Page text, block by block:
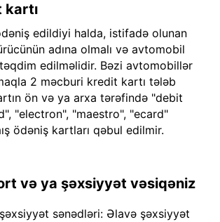
kartı
edildiyi halda, istifadə olunan
adına olmalı və avtomobil
edilməlidir. Bəzi avtomobillər
2 məcburi kredit kartı tələb
ön və ya arxa tərəfində "debit
"electron", "maestro", "ecard"
ödəniş kartları qəbul edilmir.
və ya şəxsiyyət vəsiqəniz
sənədləri: Əlavə şəxsiyyət